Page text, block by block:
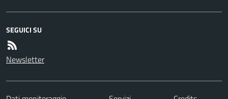
SEGUICI SU
Newsletter